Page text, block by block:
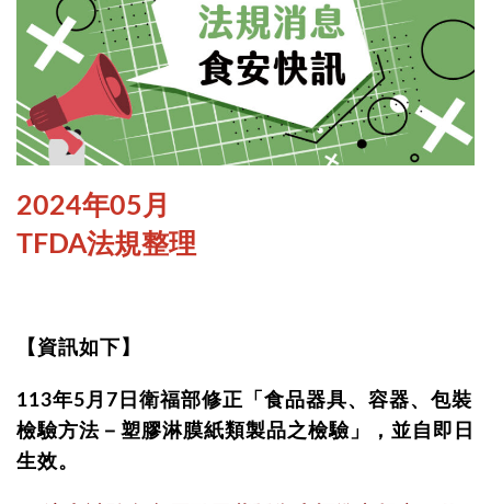
2024年05月
TFDA法規整理
【資訊如下】
113年5月7日衛福部修正「食品器具、容器、包裝
檢驗方法－塑膠淋膜紙類製品之檢驗」，並自即日
生效。